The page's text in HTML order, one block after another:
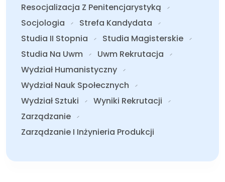
Resocjalizacja Z Penitencjarystyką
Socjologia
Strefa Kandydata
Studia II Stopnia
Studia Magisterskie
Studia Na Uwm
Uwm Rekrutacja
Wydział Humanistyczny
Wydział Nauk Społecznych
Wydział Sztuki
Wyniki Rekrutacji
Zarządzanie
Zarządzanie I Inżynieria Produkcji